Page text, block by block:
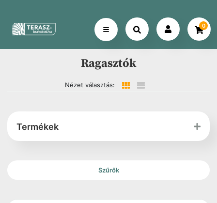
0
Ragasztók
Nézet választás:
Termékek
Szűrők